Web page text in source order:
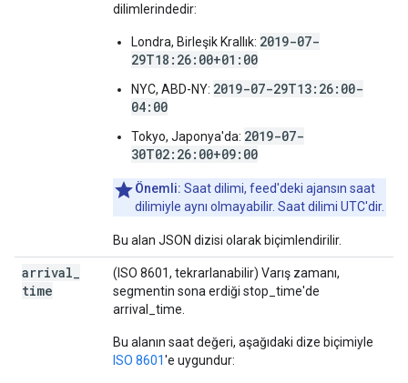
dilimlerindedir:
Londra, Birleşik Krallık: 2019-07-
29T18:26:00+01:00
NYC, ABD-NY: 2019-07-29T13:26:00-
04:00
Tokyo, Japonya'da: 2019-07-
30T02:26:00+09:00
Önemli: Saat dilimi, feed'deki ajansın saat
dilimiyle aynı olmayabilir. Saat dilimi UTC'dir.
Bu alan JSON dizisi olarak biçimlendirilir.
arrival
time
(ISO 8601, tekrarlanabilir) Varış zamanı,
segmentin sona erdiği stop_time'de
arrival_time.
Bu alanın saat değeri, aşağıdaki dize biçimiyle
ISO 8601'e uygundur: